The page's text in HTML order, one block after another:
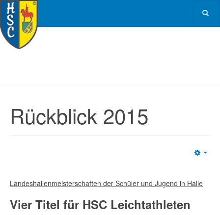
Rückblick 2015
Landeshallenmeisterschaften der Schüler und Jugend in Halle
Vier Titel für HSC Leichtathleten